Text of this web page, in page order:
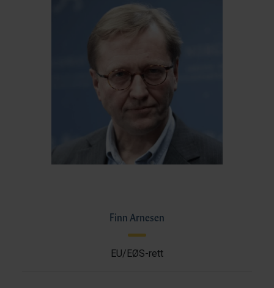
Finn Arnesen
EU/EØS-rett